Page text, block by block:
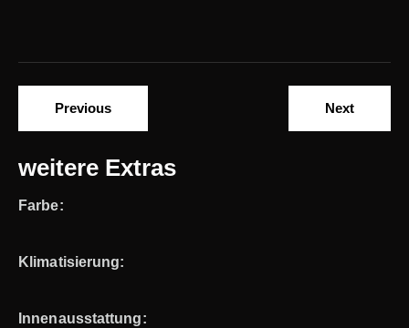
Previous Next
weitere Extras
Farbe:
Klimatisierung:
Innenausstattung: